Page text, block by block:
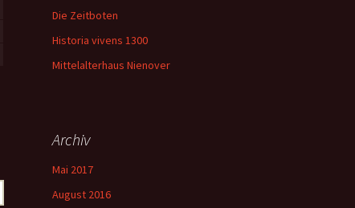
Die Zeitboten
Historia vivens 1300
Mittelalterhaus Nienover
Archiv
Mai 2017
August 2016